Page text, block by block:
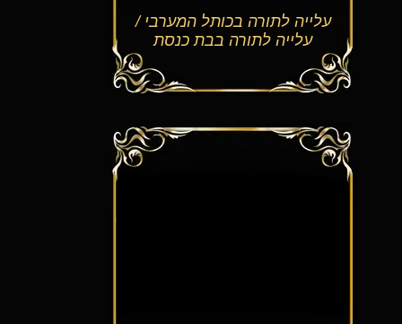
לתורה בכותל המערבי /
עלייה לתורה בבת כנסת